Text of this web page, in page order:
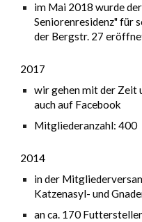
im Mai 2018 wurde
Seniorenresidenz" für
der Bergstr. 27
2017
wir gehen mit der Zeit
auch auf Facebook
Mitgliederanzahl: 400
2014
in der
Katzenasyl- und
an ca. 170